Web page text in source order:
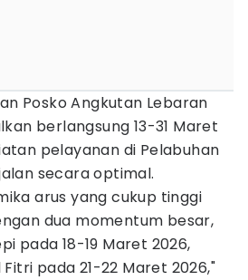
Posko Angkutan Lebaran
berlangsung 13-31 Maret
pelayanan di Pelabuhan
secara optimal.
arus yang cukup tinggi
dua momentum besar,
pada 18-19 Maret 2026,
pada 21-22 Maret 2026,"